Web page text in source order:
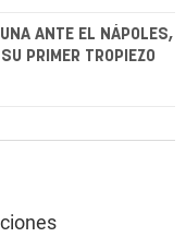
ANTE EL NÁPOLES,
PRIMER TROPIEZO